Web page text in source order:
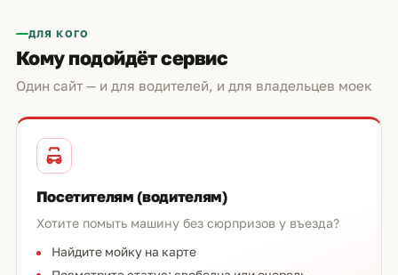
ДЛЯ КОГО
Кому подойдёт сервис
Один сайт — и для водителей, и для владельцев моек
Посетителям (водителям)
Хотите помыть машину без сюрпризов у въезда?
Найдите мойку на карте